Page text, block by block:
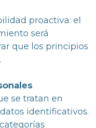
proactiva: el
será
que los principios
se tratan en
identificativos.